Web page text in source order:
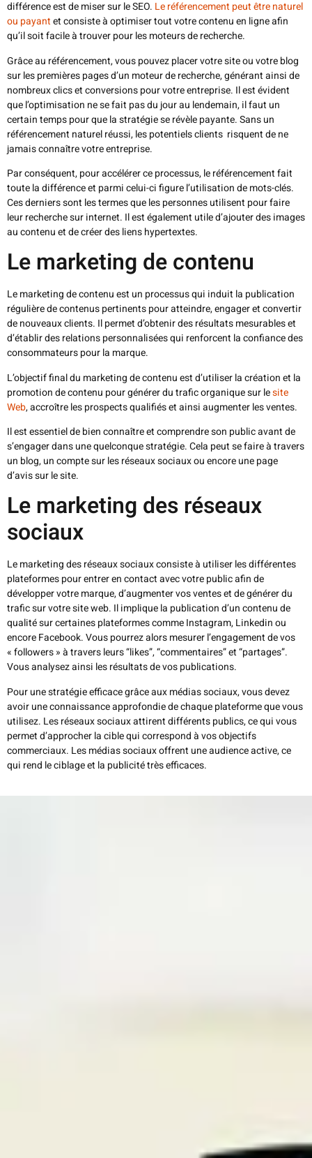
différence est de miser sur le SEO. Le référencement peut être naturel
ou payantet consiste à optimiser tout votre contenu en ligne afin
qu’il soit facile à trouver pour les moteurs de recherche.
Grâce au référencement, vous pouvez placer votre site ou votre blog
sur les premières pages d’un moteur de recherche, générant ainsi de
nombreux clics et conversions pour votre entreprise. Il est évident
que l’optimisation ne se fait pas du jour au lendemain, il faut un
certain temps pour que la stratégie se révèle payante. Sans un
référencement naturel réussi, les potentiels clients risquent de ne
jamais connaître votre entreprise.
Par conséquent, pour accélérer ce processus, le référencement fait
toute la différence et parmi celui-ci figure l’utilisation de mots-clés.
Ces derniers sont les termes que les personnes utilisent pour faire
leur recherche sur internet. Il est également utile d’ajouter des images
au contenu et de créer des liens hypertextes.
Le marketing de contenu
Le marketing de contenu est un processus qui induit la publication
régulière de contenus pertinents pour atteindre, engager et convertir
de nouveaux clients. Il permet d’obtenir des résultats mesurables et
d’établir des relations personnalisées qui renforcent la confiance des
consommateurs pour la marque.
L’objectif final du marketing de contenu est d’utiliser la création et la
promotion de contenu pour générer du trafic organique sur lesite
Web, accroître les prospects qualifiés et ainsi augmenter les ventes.
Il est essentiel de bien connaître et comprendre son public avant de
s’engager dans une quelconque stratégie. Cela peut se faire à travers
un blog, un compte sur les réseaux sociaux ou encore une page
d’avis sur le site.
Le marketing des réseaux
sociaux
Le marketing des réseaux sociaux consiste à utiliser les différentes
plateformes pour entrer en contact avec votre public afin de
développer votre marque, d’augmenter vos ventes et de générer du
trafic sur votre site web. Il implique la publication d’un contenu de
qualité sur certaines plateformes comme Instagram, Linkedin ou
encore Facebook. Vous pourrez alors mesurer l’engagement de vos
« followers » à travers leurs “likes”, “commentaires” et “partages”.
Vous analysez ainsi les résultats de vos publications.
Pour une stratégie efficace grâce aux médias sociaux, vous devez
avoir une connaissance approfondie de chaque plateforme que vous
utilisez. Les réseaux sociaux attirent différents publics, ce qui vous
permet d’approcher la cible qui correspond à vos objectifs
commerciaux. Les médias sociaux offrent une audience active, ce
qui rend le ciblage et la publicité très efficaces.